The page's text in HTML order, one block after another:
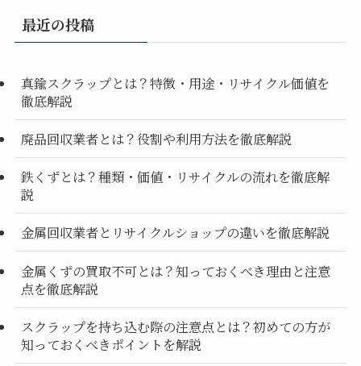
最近の投稿
真鍮スクラップとは？特徴・用途・リサイクル価値を
徹底解説
廃品回収業者とは？役割や利用方法を徹底解説
鉄くずとは？種類・価値・リサイクルの流れを徹底解
説
金属回収業者とリサイクルショップの違いを徹底解説
金属くずの買取不可とは？知っておくべき理由と注意
点を徹底解説
スクラップを持ち込む際の注意点とは？初めての方が
知っておくべきポイントを解説